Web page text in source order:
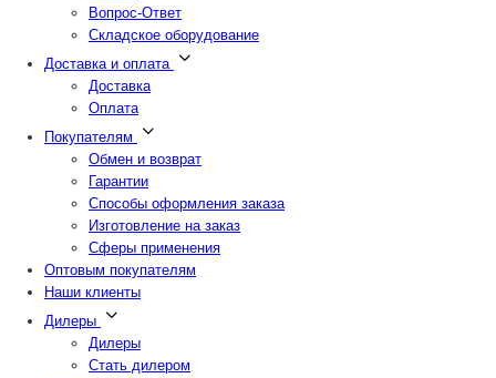
Вопрос-Ответ
Складское оборудование
Доставка и оплата
Доставка
Оплата
Покупателям
Обмен и возврат
Гарантии
Способы оформления заказа
Изготовление на заказ
Сферы применения
Оптовым покупателям
Наши клиенты
Дилеры
Дилеры
Стать дилером